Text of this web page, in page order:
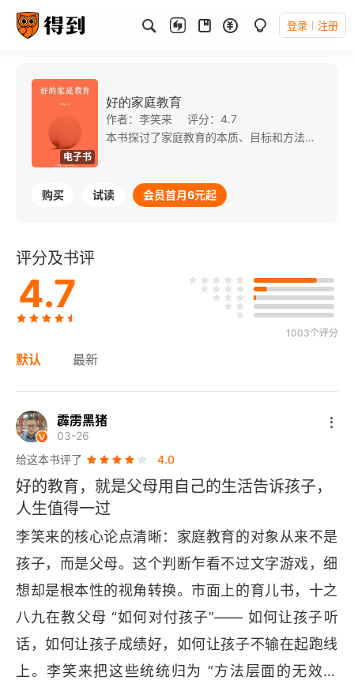
登录 注册
电子书
好的家庭教育
作者：李笑来
评分：4.7
本书探讨了家庭教育的本质、目标和方法，并为家长提供实用的指导。这套操作系统，可以用十个关键词来概括： 六个基础观念：尊重产权、崇尚生产、直面困境、决策担当、痴迷改进、健康第一。 三种状态：乐观、简单、专注。 最终导向：发展。 六个基础观念做得好，孩子自然会变得乐观、简单、专注，并进一步导向无限循环的动作——发展。 家庭教育的对象首先应该是家长，其次才是孩子。家长指手画脚永远不如以身作则。好的家庭教育，成本极低，却让孩子受益终生。
购买 试读 会员首月6元起
评分及书评
4.7
1003个评分
默认 最新
霹雳黑猪
03-26
给这本书评了
4.0
好的教育，就是父母用自己的生活告诉孩子，
人生值得一过
李笑来的核心论点清晰：家庭教育的对象从来不是
孩子，而是父母。这个判断乍看不过文字游戏，细
想却是根本性的视角转换。市面上的育儿书，十之
八九在教父母 “如何对付孩子”—— 如何让孩子听
话，如何让孩子成绩好，如何让孩子不输在起跑线
上。李笑来把这些统统归为 “方法层面的无效努